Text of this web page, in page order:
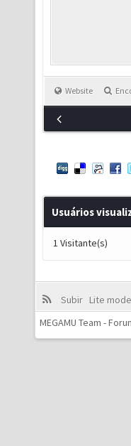
Website
Usuários
1 Visitante(s)
Subir Lite mode
MEGAMU Team -